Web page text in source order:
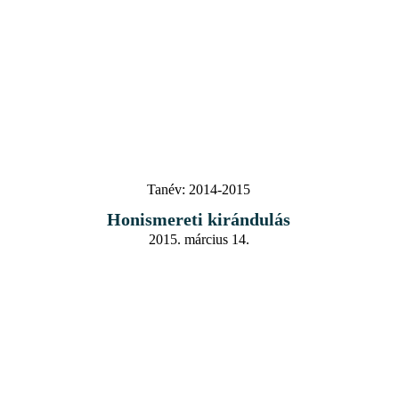
Tanév: 2014-2015
Honismereti kirándulás
2015. március 14.